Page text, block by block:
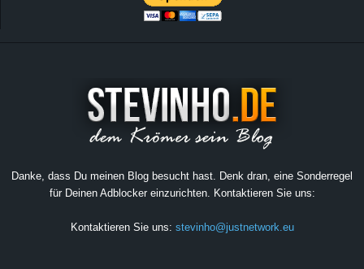
Danke, dass Du meinen Blog besucht hast. Denk dran, eine Sonderregel
für Deinen Adblocker einzurichten. Kontaktieren Sie uns:
Kontaktieren Sie uns: stevinho@justnetwork.eu